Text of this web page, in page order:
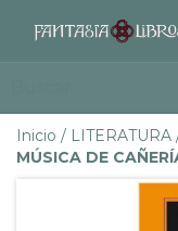
Inicio / LITERATURA
MÚSICA DE